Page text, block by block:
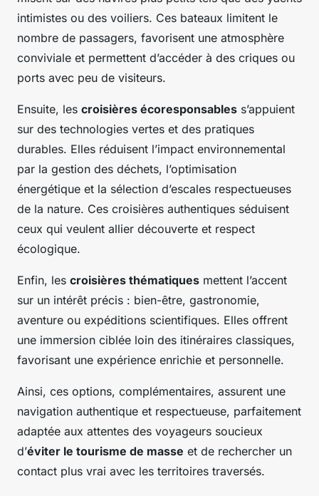
intimistes ou des voiliers. Ces bateaux limitent le
nombre de passagers, favorisent une atmosphère
conviviale et permettent d’accéder à des criques ou
ports avec peu de visiteurs.
Ensuite, les croisières écoresponsables s’appuient
sur des technologies vertes et des pratiques
durables. Elles réduisent l’impact environnemental
par la gestion des déchets, l’optimisation
énergétique et la sélection d’escales respectueuses
de la nature. Ces croisières authentiques séduisent
ceux qui veulent allier découverte et respect
écologique.
Enfin, les croisières thématiques mettent l’accent
sur un intérêt précis : bien-être, gastronomie,
aventure ou expéditions scientifiques. Elles offrent
une immersion ciblée loin des itinéraires classiques,
favorisant une expérience enrichie et personnelle.
Ainsi, ces options, complémentaires, assurent une
navigation authentique et respectueuse, parfaitement
adaptée aux attentes des voyageurs soucieux
d’éviter le tourisme de masse et de rechercher un
contact plus vrai avec les territoires traversés.